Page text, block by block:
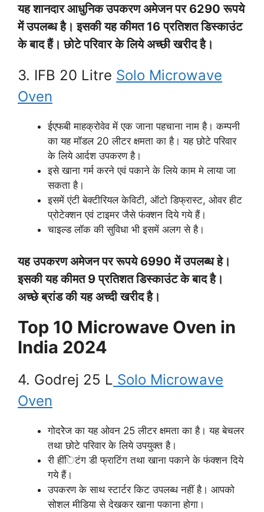
यह शानदार आधुनिक उपकरण अमेजन पर 6290 रूपये
में उपलब्ध है। इसकी यह कीमत 16 प्रतिशत डिस्काउंट
के बाद हैं। छोटे परिवार के लिये अच्छी खरीद है।
3. IFB 20 Litre Solo Microwave
Oven
ईएफबी माहक्रोवेव में एक जाना पहचाना नाम है। कम्पनी
का यह मॉडल 20 लीटर क्षमता का है। यह छोटे परिवार
के लिये आर्दश उपकरण है।
इसे खाना गर्म करने एवं पकाने के लिये काम मे लाया जा
सकता है।
इसमें एंटी बेक्टीरियल केविटी, ऑटो डिफ्रास्ट, ओवर हीट
प्रोटेक्शन एवं टाइमर जैसे फंक्शन दिये गये हैं।
चाइल्ड लॉक की सुविधा भी इसमें अलग से है।
यह उपकरण अमेजन पर रूपये 6990 में उपलब्ध हे।
इसकी यह कीमत 9 प्रतिशत डिस्काउंट के बाद है।
अच्छे ब्रांड की यह अच्दी खरीद है।
Top 10 Microwave Oven in
India 2024
4. Godrej 25 L Solo Microwave
Oven
गोदरेेज का यह ओवन 25 लीटर क्षमता का है। यह बेचलर
तथा छोटे परिवार के लिये उपयुक्त है।
री हींिटंग डी फ्राटिंग तथा खाना पकाने के फंक्शन दिये
गये हैं।
उपकरण के साथ स्टार्टर किट उपलब्ध नहीं है। आपको
सोशल मीडिया से देखकर खाना पकाना होगा।